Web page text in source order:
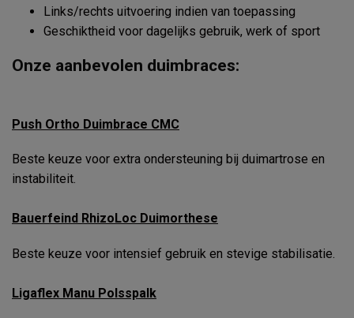
Links/rechts uitvoering indien van toepassing
Geschiktheid voor dagelijks gebruik, werk of sport
Onze aanbevolen duimbraces:
Push Ortho Duimbrace CMC
Beste keuze voor extra ondersteuning bij duimartrose en
instabiliteit.
Bauerfeind RhizoLoc Duimorthese
Beste keuze voor intensief gebruik en stevige stabilisatie.
Ligaflex Manu Polsspalk